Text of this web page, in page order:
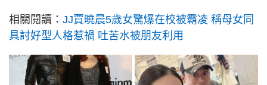
相關閱讀： JJ賈曉晨5歲女驚爆在校被霸凌 稱母女同
具討好型人格惹禍 吐苦水被朋友利用